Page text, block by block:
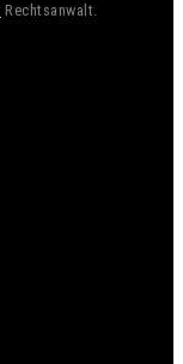
Rechtsanwalt.